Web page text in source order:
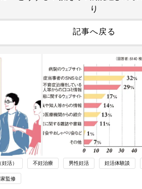
り
記事へ戻る
活） 不妊治療 男性妊活 妊活体験談
監修